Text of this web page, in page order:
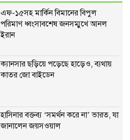
এফ-১৫সহ মার্কিন বিমানের বিপুল
পরিমাণ ধ্বংসাবশেষ জনসম্মুখে আনল
ইরান
ক্যানসার ছড়িয়ে পড়েছে হাড়েও, ব্যথায়
কাতর জো বাইডেন
হাসিনার বক্তব্য ‘সমর্থন করে না’ ভারত, যা
জানালেন জয়সওয়াল